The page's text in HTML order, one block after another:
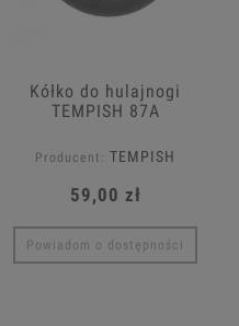
Kółko do hulajnogi
TEMPISH 87A
Producent: TEMPISH
59,00 zł
Powiadom o dostępności